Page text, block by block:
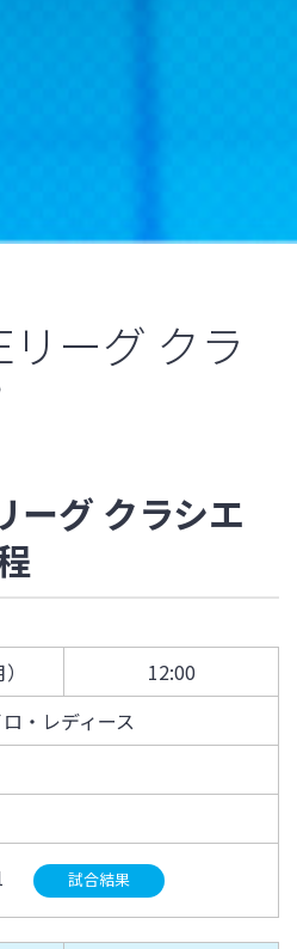
ーグ クラ
ーグ クラシエ
12:00
・レディース
試合結果